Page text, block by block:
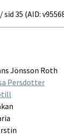
35 (AID:
Jönsson Roth
Persdotter